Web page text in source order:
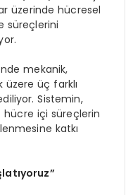
üzerinde hücresel
süreçlerini
mekanik,
üç farklı
Sistemin,
içi süreçlerin
katkı